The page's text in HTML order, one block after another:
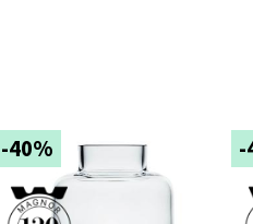
-40% -
Molde -
Torget 1, 6413
Åpent i dag 10-